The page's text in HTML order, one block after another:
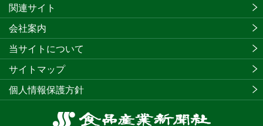
食
関連サイト
会社案内
当サイトについて
サイトマップ
個人情報保護方針